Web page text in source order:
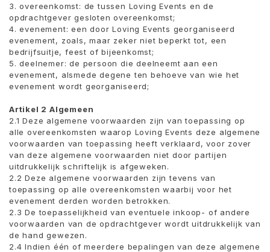
3. overeenkomst: de tussen Loving Events en de
opdrachtgever gesloten overeenkomst;
4. evenement: een door Loving Events georganiseerd
evenement, zoals, maar zeker niet beperkt tot, een
bedrijfsuitje, feest of bijeenkomst;
5. deelnemer: de persoon die deelneemt aan een
evenement, alsmede degene ten behoeve van wie het
evenement wordt georganiseerd;
Artikel 2 Algemeen
2.1 Deze algemene voorwaarden zijn van toepassing op
alle overeenkomsten waarop Loving Events deze algemene
voorwaarden van toepassing heeft verklaard, voor zover
van deze algemene voorwaarden niet door partijen
uitdrukkelijk schriftelijk is afgeweken.
2.2 Deze algemene voorwaarden zijn tevens van
toepassing op alle overeenkomsten waarbij voor het
evenement derden worden betrokken.
2.3 De toepasselijkheid van eventuele inkoop- of andere
voorwaarden van de opdrachtgever wordt uitdrukkelijk van
de hand gewezen.
2.4 Indien één of meerdere bepalingen van deze algemene